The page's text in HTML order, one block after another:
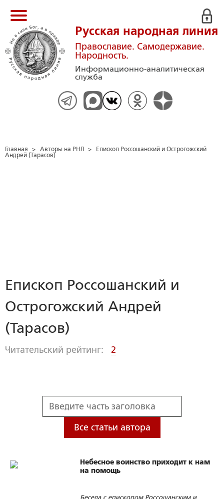
Русская народная линия
Православие. Самодержавие.
Народность.
Информационно-аналитическая
служба
Главная > Авторы на РНЛ >
Епископ Россошанский и Острогожский
Андрей (Тарасов)
Епископ Россошанский и
Острогожский Андрей
(Тарасов)
Читательский рейтинг: 2
Все статьи автора
Небесное воинство приходит к нам
на помощь
Беседа с епископом Россошанским и